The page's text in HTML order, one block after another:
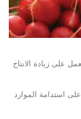
على زيادة الانتاج
استدامة الموارد